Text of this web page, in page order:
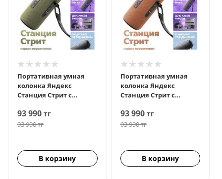
Портативная умная
колонка Яндекс
Станция Стрит с
93 990 тг
93 990тг
В корзину
Портативная умная
колонка Яндекс
Станция Стрит с
93 990тг
93 990тг
В корзину